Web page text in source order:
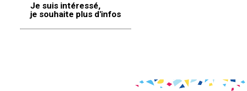
Je suis intéressé,
je souhaite plus d'infos